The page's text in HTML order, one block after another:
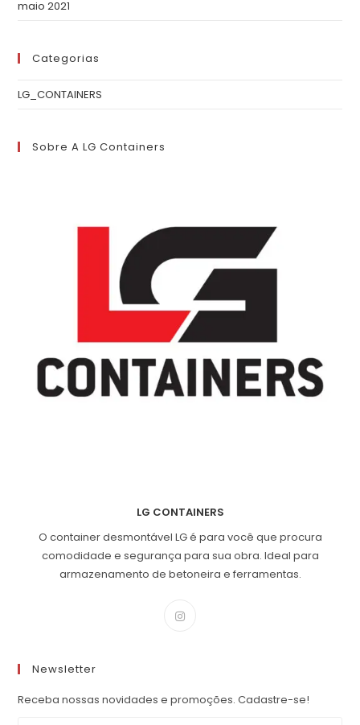
maio 2021
Categorias
LG_CONTAINERS
Sobre A LG Containers
LG CONTAINERS
O container desmontável LG é para você que procura
comodidade e segurança para sua obra. Ideal para
armazenamento de betoneira e ferramentas.
Newsletter
Receba nossas novidades e promoções. Cadastre-se!